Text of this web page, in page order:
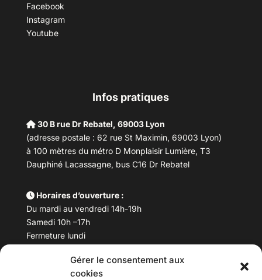
Gérer le consentement aux
cookies
Facebook
Instagram
Youtube
Infos pratiques
30 B rue Dr Rebatel, 69003 Lyon
(adresse postale : 62 rue St Maximin, 69003 Lyon)
à 100 mètres du métro D Monplaisir Lumière, T3
Dauphiné Lacassagne, bus C16 Dr Rebatel
Horaires d’ouverture :
Du mardi au vendredi 14h-19h
Samedi 10h –17h
Fermeture lundi
Téléphone :
04 78 53 06 40